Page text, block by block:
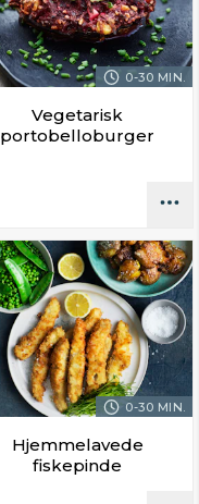
0-30 MIN.
Vegetarisk
portobelloburger
0-30 MIN.
Hjemmelavede
fiskepinde